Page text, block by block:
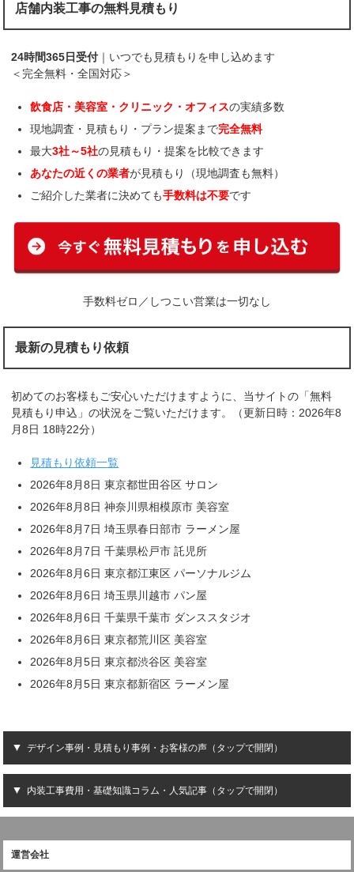
店舗内装工事の無料見積もり
24時間365日受付 ｜いつでも見積もりを申し込めます
＜完全無料・全国対応＞
飲食店・美容室・クリニック・オフィスの実績多数
現地調査・見積もり・プラン提案まで完全無料
最大3社～5社の見積もり・提案を比較できます
あなたの近くの業者が見積もり（現地調査も無料）
ご紹介した業者に決めても手数料は不要です
手数料ゼロ／しつこい営業は一切なし
最新の見積もり依頼
初めてのお客様もご安心いただけますように、当サイトの「無料
見積もり申込」の状況をご覧いただけます。（更新日時：2026年8
月8日 18時22分）
見積もり依頼一覧
2026年8月8日 東京都世田谷区 サロン
2026年8月8日 神奈川県相模原市 美容室
2026年8月7日 埼玉県春日部市 ラーメン屋
2026年8月7日 千葉県松戸市 託児所
2026年8月6日 東京都江東区 パーソナルジム
2026年8月6日 埼玉県川越市 パン屋
2026年8月6日 千葉県千葉市 ダンススタジオ
2026年8月6日 東京都荒川区 美容室
2026年8月5日 東京都渋谷区 美容室
2026年8月5日 東京都新宿区 ラーメン屋
デザイン事例・見積もり事例・お客様の声（タップで開閉）
内装工事費用・基礎知識コラム・人気記事（タップで開閉）
運営会社